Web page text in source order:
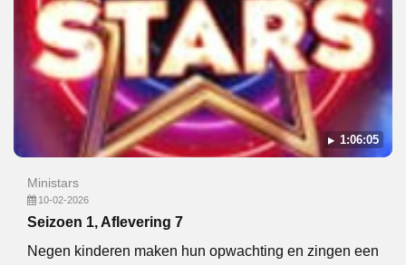
1:06:05
Ministars
10-02-2026
Seizoen 1, Aflevering 7
Negen kinderen maken hun opwachting en zingen een